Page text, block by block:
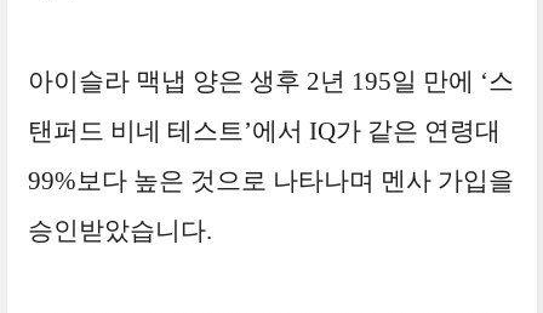
아이슬라 맥냅 양은 생후 2년 195일 만에 ‘스
탠퍼드 비네 테스트’에서 IQ가 같은 연령대
99%보다 높은 것으로 나타나며 멘사 가입을
승인받았습니다.